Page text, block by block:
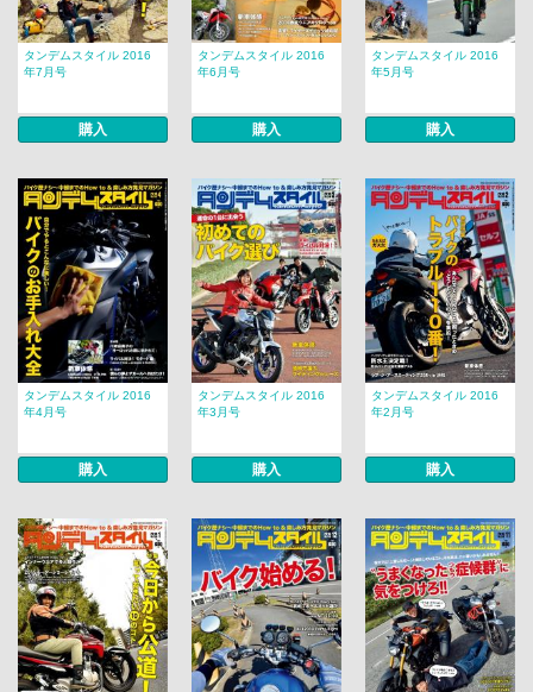
タンデムスタイル 2016
年7月号
購入
タンデムスタイル 2016
年6月号
購入
タンデムスタイル 2016
年5月号
購入
タンデムスタイル 2016
年4月号
購入
タンデムスタイル 2016
年3月号
購入
タンデムスタイル 2016
年2月号
購入